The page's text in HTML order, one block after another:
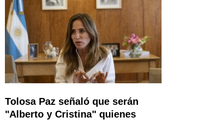
Tolosa Paz señaló que serán
"Alberto y Cristina" quienes